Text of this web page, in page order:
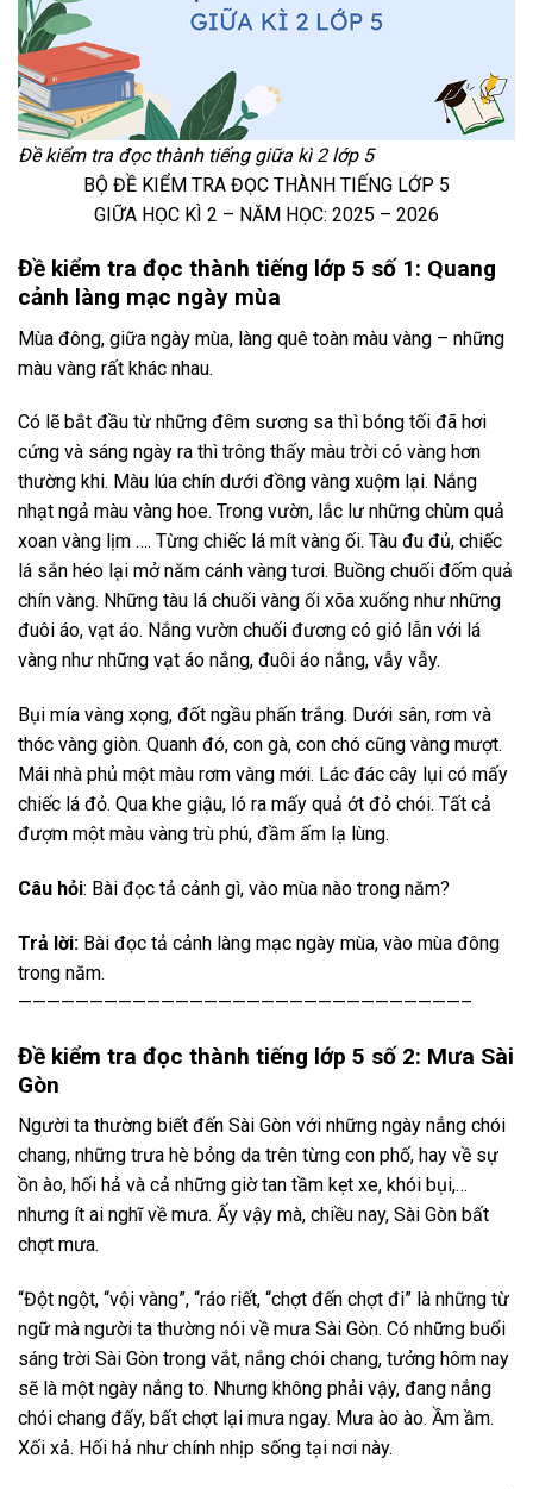
Đề kiểm tra đọc thành tiếng giữa kì 2 lớp 5
BỘ ĐỀ KIỂM TRA ĐỌC THÀNH TIẾNG LỚP 5
GIỮA HỌC KÌ 2 – NĂM HỌC: 2025 – 2026
Đề kiểm tra đọc thành tiếng lớp 5 số 1: Quang
cảnh làng mạc ngày mùa
Mùa đông, giữa ngày mùa, làng quê toàn màu vàng – những
màu vàng rất khác nhau.
Có lẽ bắt đầu từ những đêm sương sa thì bóng tối đã hơi
cứng và sáng ngày ra thì trông thấy màu trời có vàng hơn
thường khi. Màu lúa chín dưới đồng vàng xuộm lại. Nắng
nhạt ngả màu vàng hoe. Trong vườn, lắc lư những chùm quả
xoan vàng lịm …. Từng chiếc lá mít vàng ối. Tàu đu đủ, chiếc
lá sắn héo lại mở năm cánh vàng tươi. Buồng chuối đốm quả
chín vàng. Những tàu lá chuối vàng ối xõa xuống như những
đuôi áo, vạt áo. Nắng vườn chuối đương có gió lẫn với lá
vàng như những vạt áo nắng, đuôi áo nắng, vẫy vẫy.
Bụi mía vàng xọng, đốt ngầu phấn trắng. Dưới sân, rơm và
thóc vàng giòn. Quanh đó, con gà, con chó cũng vàng mượt.
Mái nhà phủ một màu rơm vàng mới. Lác đác cây lụi có mấy
chiếc lá đỏ. Qua khe giậu, ló ra mấy quả ớt đỏ chói. Tất cả
đượm một màu vàng trù phú, đầm ấm lạ lùng.
Câu hỏi: Bài đọc tả cảnh gì, vào mùa nào trong năm?
Trả lời: Bài đọc tả cảnh làng mạc ngày mùa, vào mùa đông
trong năm.
———————————————————————————————–
Đề kiểm tra đọc thành tiếng lớp 5 số 2: Mưa Sài
Gòn
Người ta thường biết đến Sài Gòn với những ngày nắng chói
chang, những trưa hè bỏng da trên từng con phố, hay về sự
ồn ào, hối hả và cả những giờ tan tầm kẹt xe, khói bụi,…
nhưng ít ai nghĩ về mưa. Ấy vậy mà, chiều nay, Sài Gòn bất
chợt mưa.
“Đột ngột, “vội vàng”, “ráo riết, “chợt đến chợt đi” là những từ
ngữ mà người ta thường nói về mưa Sài Gòn. Có những buổi
sáng trời Sài Gòn trong vắt, nắng chói chang, tưởng hôm nay
sẽ là một ngày nắng to. Nhưng không phải vậy, đang nắng
chói chang đấy, bất chợt lại mưa ngay. Mưa ào ào. Ầm ầm.
Xối xả. Hối hả như chính nhịp sống tại nơi này.